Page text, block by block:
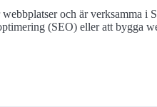
och är verksamma i
(SEO) eller att bygga